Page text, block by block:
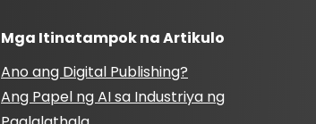
Mga Itinatampok na Artikulo
Ano ang Digital Publishing?
Ang Papel ng AI sa Industriya ng